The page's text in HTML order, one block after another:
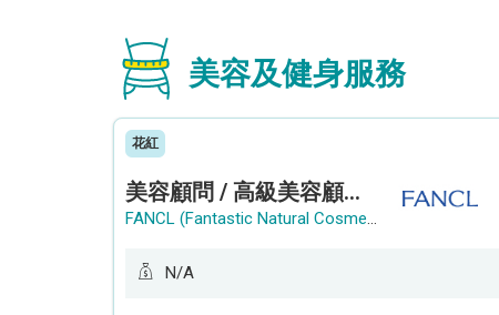
美容及健身服務
花紅
美容顧問 / 高級美容顧問 (Beauty Consultant / Senior Beauty Consultant)
FANCL (Fantastic Natural Cosmetics Limited)
N/A